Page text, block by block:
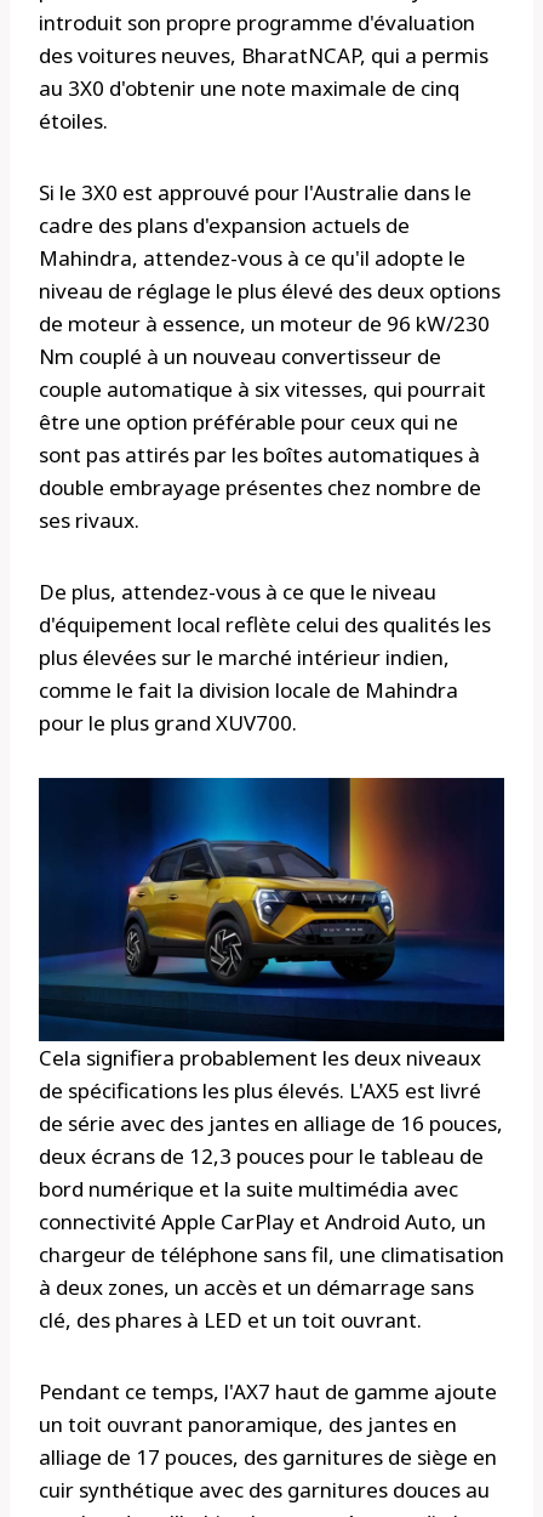
introduit son propre programme d'évaluation
des voitures neuves, BharatNCAP, qui a permis
au 3X0 d'obtenir une note maximale de cinq
étoiles.
Si le 3X0 est approuvé pour l'Australie dans le
cadre des plans d'expansion actuels de
Mahindra, attendez-vous à ce qu'il adopte le
niveau de réglage le plus élevé des deux options
de moteur à essence, un moteur de 96 kW/230
Nm couplé à un nouveau convertisseur de
couple automatique à six vitesses, qui pourrait
être une option préférable pour ceux qui ne
sont pas attirés par les boîtes automatiques à
double embrayage présentes chez nombre de
ses rivaux.
De plus, attendez-vous à ce que le niveau
d'équipement local reflète celui des qualités les
plus élevées sur le marché intérieur indien,
comme le fait la division locale de Mahindra
pour le plus grand XUV700.
Cela signifiera probablement les deux niveaux
de spécifications les plus élevés. L'AX5 est livré
de série avec des jantes en alliage de 16 pouces,
deux écrans de 12,3 pouces pour le tableau de
bord numérique et la suite multimédia avec
connectivité Apple CarPlay et Android Auto, un
chargeur de téléphone sans fil, une climatisation
à deux zones, un accès et un démarrage sans
clé, des phares à LED et un toit ouvrant.
Pendant ce temps, l'AX7 haut de gamme ajoute
un toit ouvrant panoramique, des jantes en
alliage de 17 pouces, des garnitures de siège en
cuir synthétique avec des garnitures douces au